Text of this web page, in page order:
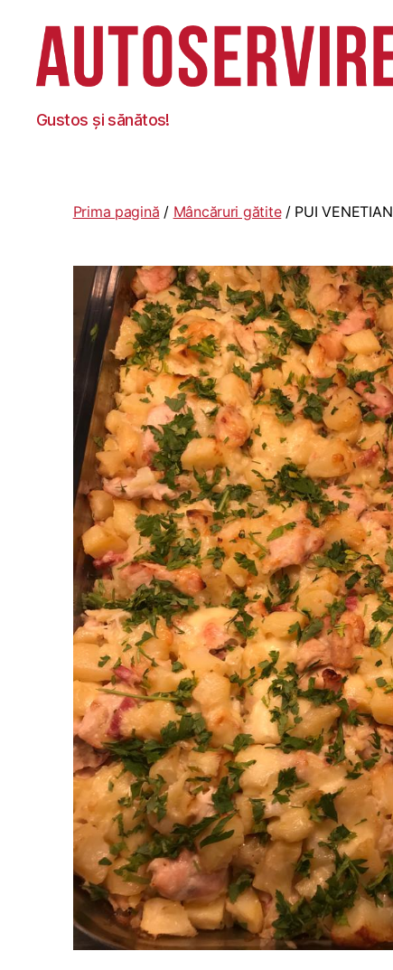
Autoservire
Foisor
Gustos și sănătos!
Prima pagină / Mâncăruri gătite/ PUI VENETIAN